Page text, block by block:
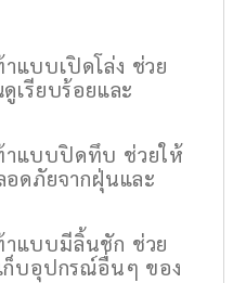
าแบบเปิดโล่ง ช่วย
เรียบร้อยและ
าแบบปิดทึบ ช่วยให้
ดภัยจากฝุ่นและ
าแบบมีลิ้นชัก ช่วย
ก็บอุปกรณ์อื่นๆ ของ